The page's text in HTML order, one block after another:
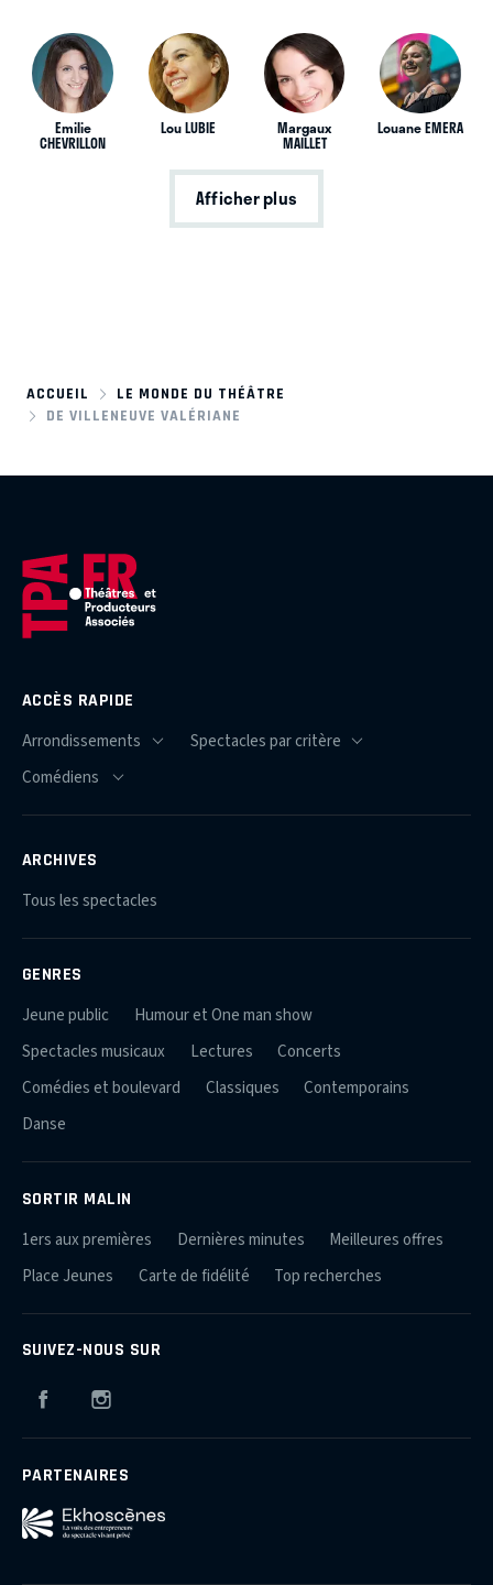
Emilie
CHEVRILLON
Lou LUBIE Margaux
MAILLET
Louane EMERA
Afficher plus
ACCUEIL
LE MONDE DU THÉÂTRE
DE VILLENEUVE VALÉRIANE
ACCÈS RAPIDE
ARCHIVES
Tous les spectacles
GENRES
Jeune public
Humour et One man show
Spectacles musicaux
Lectures
Concerts
Comédies et boulevard
Classiques
Contemporains
Danse
SORTIR MALIN
1ers aux premières Dernières minutes
Meilleures offres
Place Jeunes
Carte de fidélité Top recherches
SUIVEZ-NOUS SUR
Facebook
PARTENAIRES